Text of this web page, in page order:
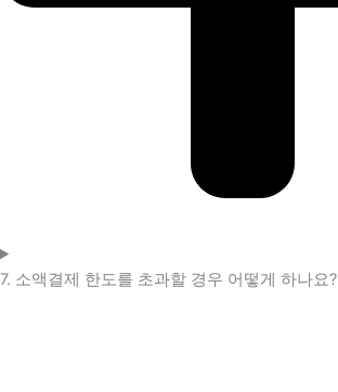
7. 소액결제 한도를 초과할 경우 어떻게 하나요?